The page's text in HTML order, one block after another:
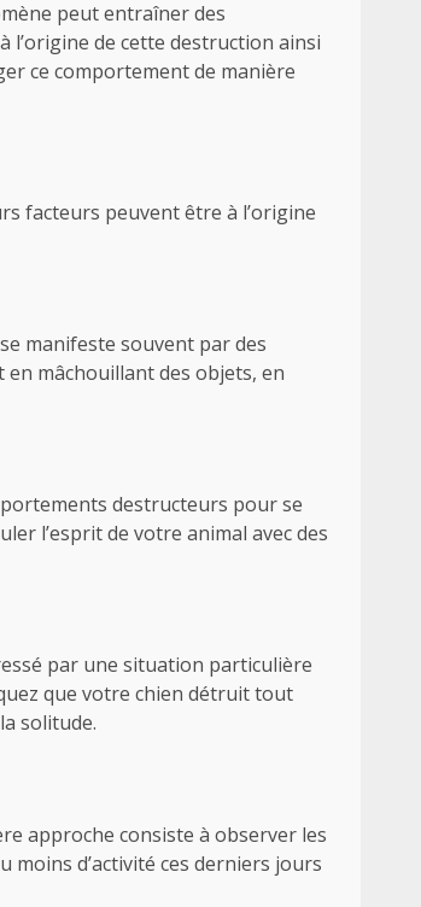
peut entraîner des
l’origine de cette destruction ainsi
ce comportement de manière
facteurs peuvent être à l’origine
manifeste souvent par des
mâchouillant des objets, en
destructeurs pour se
l’esprit de votre animal avec des
par une situation particulière
que votre chien détruit tout
solitude.
approche consiste à observer les
moins d’activité ces derniers jours